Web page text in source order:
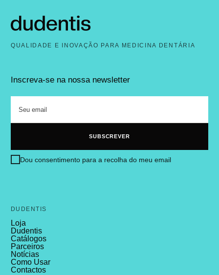
QUALIDADE E INOVAÇÃO PARA MEDICINA DENTÁRIA
Inscreva-se na nossa newsletter
Dou consentimento para a recolha do meu email
DUDENTIS
Loja
Dudentis
Catálogos
Parceiros
Notícias
Como Usar
Contactos